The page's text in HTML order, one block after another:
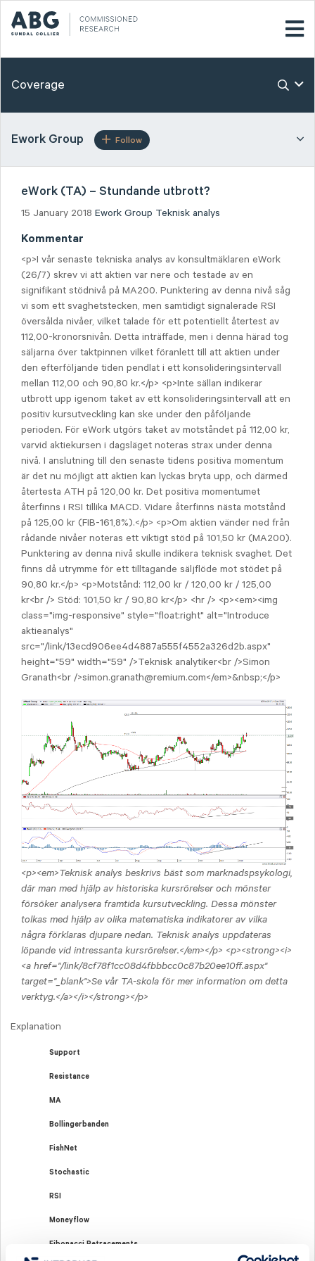
Coverage
Ework Group Follow
eWork (TA) – Stundande utbrott?
15 January 2018 Ework Group Teknisk analys
Kommentar
<p>I vår senaste tekniska analys av konsultmäklaren eWork
(26/7) skrev vi att aktien var nere och testade av en
signifikant stödnivå på MA200. Punktering av denna nivå såg
vi som ett svaghetstecken, men samtidigt signalerade RSI
översålda nivåer, vilket talade för ett potentiellt återtest av
112,00-kronorsnivån. Detta inträffade, men i denna härad tog
säljarna över taktpinnen vilket föranlett till att aktien under
den efterföljande tiden pendlat i ett konsolideringsintervall
mellan 112,00 och 90,80 kr.</p> <p>Inte sällan indikerar
utbrott upp igenom taket av ett konsolideringsintervall att en
positiv kursutveckling kan ske under den påföljande
perioden. För eWork utgörs taket av motståndet på 112,00 kr,
varvid aktiekursen i dagsläget noteras strax under denna
nivå. I anslutning till den senaste tidens positiva momentum
är det nu möjligt att aktien kan lyckas bryta upp, och därmed
återtesta ATH på 120,00 kr. Det positiva momentumet
återfinns i RSI tillika MACD. Vidare återfinns nästa motstånd
på 125,00 kr (FIB-161,8%).</p> <p>Om aktien vänder ned från
rådande nivåer noteras ett viktigt stöd på 101,50 kr (MA200).
Punktering av denna nivå skulle indikera teknisk svaghet. Det
finns då utrymme för ett tilltagande säljflöde mot stödet på
90,80 kr.</p> <p>Motstånd: 112,00 kr / 120,00 kr / 125,00
kr<br /> Stöd: 101,50 kr / 90,80 kr</p> <hr /> <p><em><img
class="img-responsive" style="float:right" alt="Introduce
aktieanalys"
src="/link/13ecd906ee4d4887a555f4552a326d2b.aspx"
height="59" width="59" />Teknisk analytiker<br />Simon
Granath<br />simon.granath@remium.com</em>&nbsp;</p>
<p><em>Teknisk analys beskrivs bäst som marknadspsykologi,
där man med hjälp av historiska kursrörelser och mönster
försöker analysera framtida kursutveckling. Dessa mönster
tolkas med hjälp av olika matematiska indikatorer av vilka
några förklaras djupare nedan. Teknisk analys uppdateras
löpande vid intressanta kursrörelser.</em></p> <p><strong><i>
<a href="/link/8cf78f1cc08d4fbbbcc0c87b20ee10ff.aspx"
target="_blank">Se vår TA-skola för mer information om detta
verktyg.</a></i></strong></p>
Explanation
Support
Resistance
MA
Bollingerbanden
FishNet
Stochastic
RSI
Moneyflow
Fibonacci Retracements